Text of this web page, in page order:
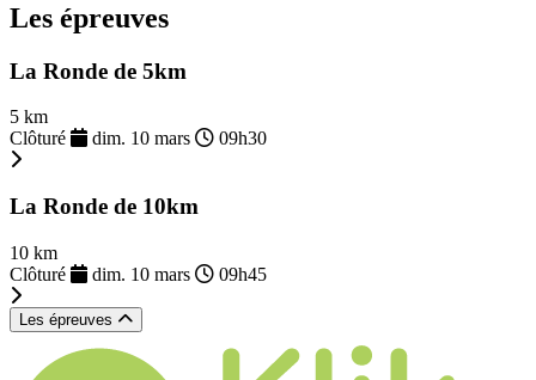
Les épreuves
La Ronde de 5km
5 km
Clôturé
dim. 10 mars 09h30
La Ronde de 10km
10 km
Clôturé
dim. 10 mars 09h45
Les épreuves